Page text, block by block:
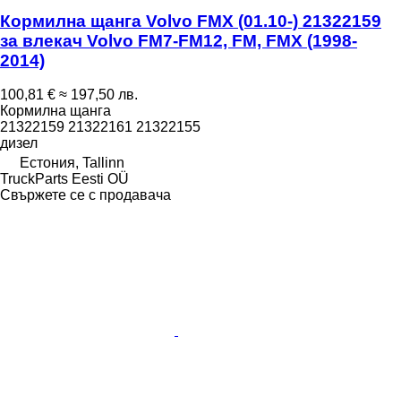
Кормилна щанга Volvo FMX (01.10-) 21322159
за влекач Volvo FM7-FM12, FM, FMX (1998-
2014)
100,81 € ≈ 197,50 лв.
Кормилна щанга
21322159 21322161 21322155
дизел
Естония, Tallinn
TruckParts Eesti OÜ
Свържете се с продавача